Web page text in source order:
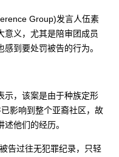
Group)发言人伍素
意义，尤其是陪审团成员
到要处罚被告的行为。
示，该案是由于种族定形
影响到整个亚裔社区，故
他们的经历。
告过往无犯罪纪录，只轻